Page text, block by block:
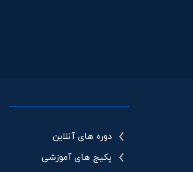
دوره های آنلاین
پکیج های آموزشی